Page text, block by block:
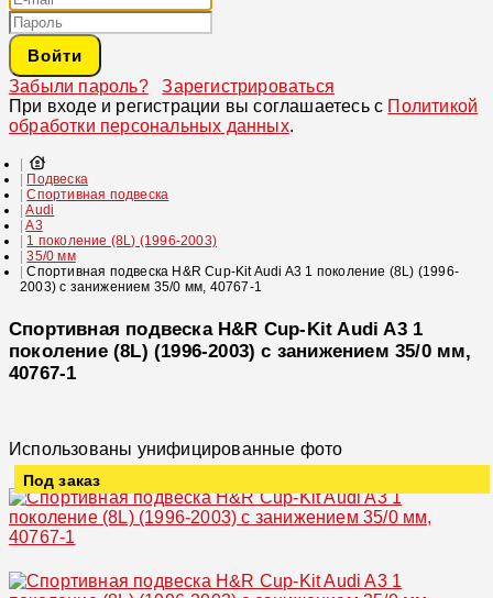
Войти
Забыли пароль?
Зарегистрироваться
При входе и регистрации вы соглашаетесь с Политикой
обработки персональных данных.
Подвеска
Спортивная подвеска
Audi
A3
1 поколение (8L) (1996-2003)
35/0 мм
Спортивная подвеска H&R Cup-Kit Audi A3 1 поколение (8L) (1996-
2003) с занижением 35/0 мм, 40767-1
Спортивная подвеска H&R Cup-Kit Audi A3 1
поколение (8L) (1996-2003) с занижением 35/0 мм,
40767-1
Использованы унифицированные фото
Под заказ